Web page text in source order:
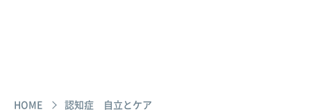
HOME 認知症 自立とケア